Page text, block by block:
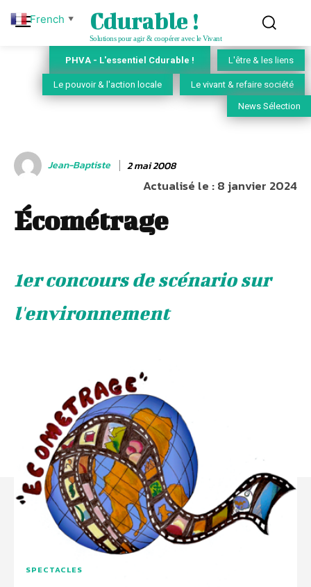
Cdurable !
Solutions pour agir & coopérer avec le Vivant
PHVA - L'essentiel Cdurable ! L'être & les liens
Le pouvoir & l'action locale Le vivant & refaire société
News Sélection
Jean-Baptiste 2 mai 2008
Actualisé le :8 janvier 2024
Écométrage
1er concours de scénario sur
l'environnement
SPECTACLES
French ▼